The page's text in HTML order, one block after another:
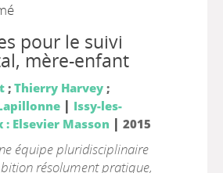
pour le suivi
mère-enfant
; Thierry Harvey;
| Issy-les-
Elsevier Masson | 2015
équipe pluridisciplinaire
résolument pratique,